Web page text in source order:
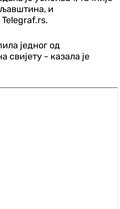
и
једног од
свијету - казала је